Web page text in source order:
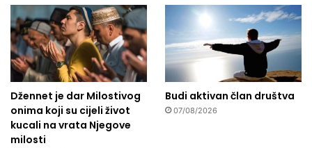
Džennet je dar Milostivog
onima koji su cijeli život
kucali na vrata Njegove
milosti
Budi aktivan član društva
07/08/2026